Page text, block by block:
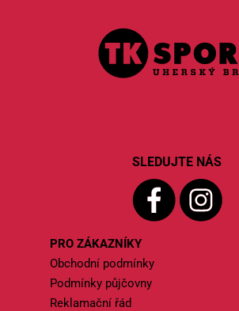
PRO ZÁKAZNÍKY
Obchodní podmínky
Podmínky půjčovny
Reklamační řád
SLEDUJTE NÁS